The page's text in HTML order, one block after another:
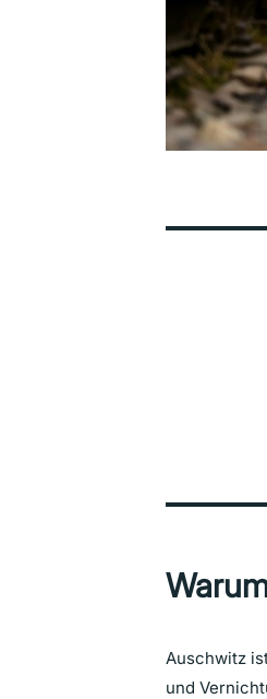
Auschwitz
und